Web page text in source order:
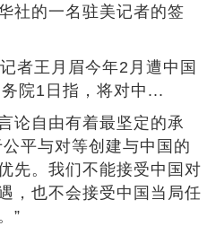
社的一名驻美记者的签
论自由有着最坚定的承
平与对等创建与中国的
先。我们不能接受中国对
，也不会接受中国当局任
”